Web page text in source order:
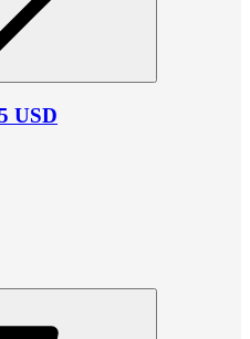
USD